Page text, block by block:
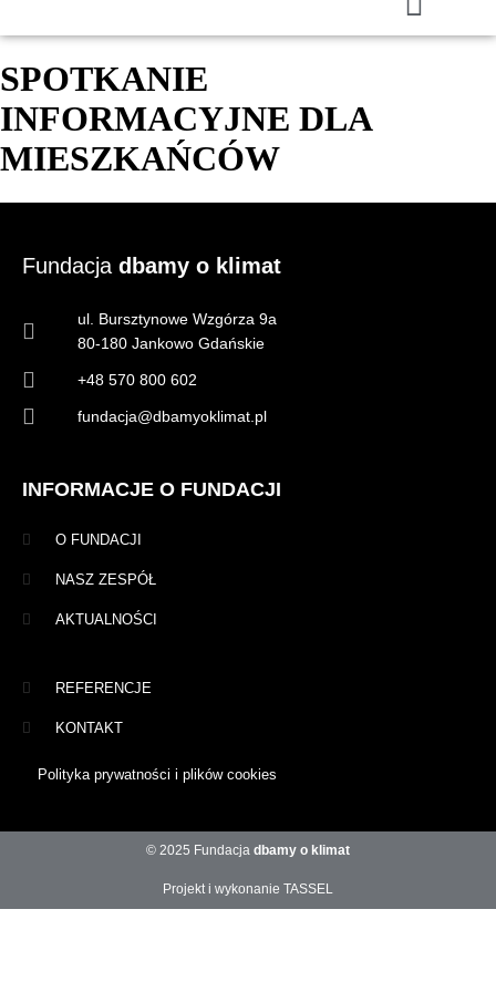
SPOTKANIE
INFORMACYJNE DLA
MIESZKAŃCÓW
Fundacja dbamy o klimat
ul. Bursztynowe Wzgórza 9a
80-180 Jankowo Gdańskie
+48 570 800 602
fundacja@dbamyoklimat.pl
INFORMACJE O FUNDACJI
O FUNDACJI
NASZ ZESPÓŁ
AKTUALNOŚCI
REFERENCJE
KONTAKT
Polityka prywatności i plików cookies
© 2025 Fundacja dbamy o klimat
Projekt i wykonanie TASSEL